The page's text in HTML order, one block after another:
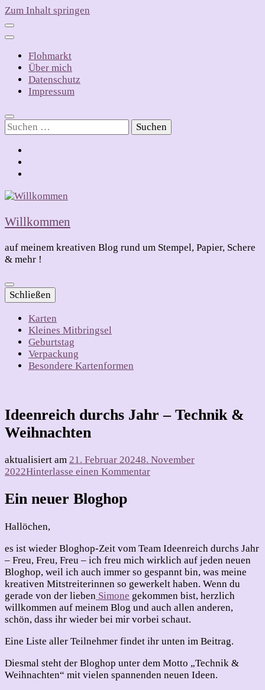
Zum Inhalt springen
Flohmarkt
Über mich
Datenschutz
Impressum
Suchen
nach:
Willkommen
auf meinem kreativen Blog rund um Stempel, Papier, Schere
& mehr !
Schließen
Karten
Kleines Mitbringsel
Geburtstag
Verpackung
Besondere Kartenformen
Ideenreich durchs Jahr – Technik &
Weihnachten
aktualisiert am 21. Februar 20248. November
2022Hinterlasse einen Kommentarzu
Weihnachten
Ein neuer Bloghop
Hallöchen,
es ist wieder Bloghop-Zeit vom Team Ideenreich durchs Jahr
– Freu, Freu, Freu – ich freu mich wirklich auf jeden neuen
Bloghop, weil ich auch immer so gespannt bin, was meine
kreativen Mitstreiterinnen so gewerkelt haben. Wenn du
gerade von der lieben Simone gekommen bist, herzlich
willkommen auf meinem Blog und auch allen anderen,
schön, dass ihr wieder bei mir vorbei schaut.
Eine Liste aller Teilnehmer findet ihr unten im Beitrag.
Diesmal steht der Bloghop unter dem Motto „Technik &
Weihnachten“ mit vielen spannenden neuen Ideen.